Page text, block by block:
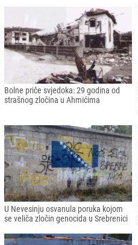
Bolne priče svjedoka: 29 godina od
strašnog zločina u Ahmićima
U Nevesinju osvanula poruka kojom
se veliča zločin genocida u Srebrenici